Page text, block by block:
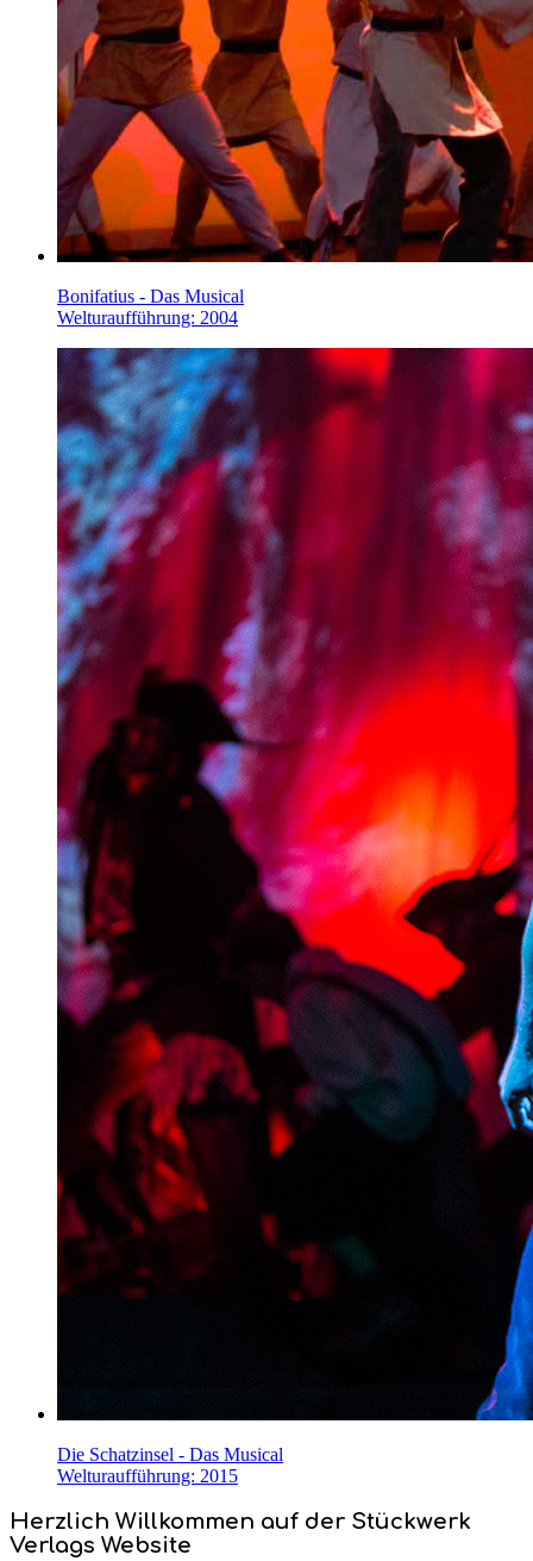
Bonifatius - Das Musical
Welturaufführung: 2004
Die Schatzinsel - Das Musical
Welturaufführung: 2015
Herzlich Willkommen auf der Stückwerk
Verlags Website